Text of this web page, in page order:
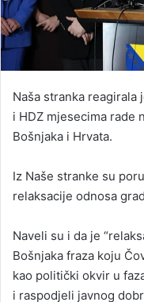
Naša stranka reagirala
i HDZ mjesecima rade
Bošnjaka i Hrvata.
Iz Naše stranke su
relaksacije odnosa
Naveli su i da je
Bošnjaka fraza koju
kao politički okvir u
i raspodjeli javnog